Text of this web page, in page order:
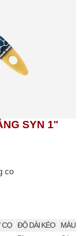
SYN 1"
co
CỌ ĐỘ DÀI KÉO
MÀU